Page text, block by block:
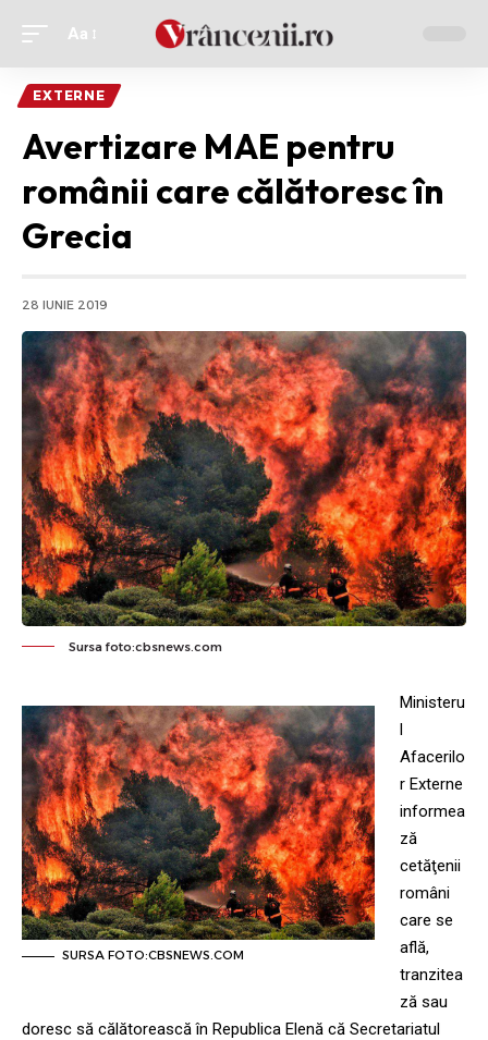
Ajustor
font
Aa
EXTERNE
Avertizare MAE pentru
românii care călătoresc în
Grecia
28 IUNIE 2019
Sursa foto:cbsnews.com
SURSA FOTO:CBSNEWS.COM
Ministeru
l
Afacerilo
r Externe
informea
ză
cetăţenii
români
care se
află,
tranzitea
ză sau
doresc să călătorească în Republica Elenă că Secretariatul